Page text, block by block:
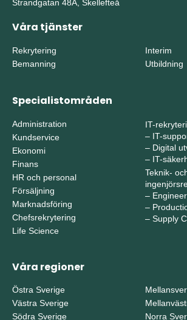
Strandgatan 48A, Skellefteå
Våra tjänster
Rekrytering
Bemanning
Interim
Utbildning
Specialistområden
Administration
Kundservice
Ekonomi
Finans
HR och personal
Försäljning
Marknadsföring
Chefsrekrytering
Life Science
IT-
– IT-
– Digital
– IT-
Teknik-
–
–
– Supply
Våra regioner
Östra Sverige
Västra Sverige
Södra Sverige
Norra